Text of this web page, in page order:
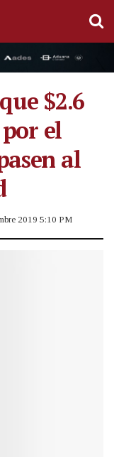
$2.6
el
al
2019 5:10 PM